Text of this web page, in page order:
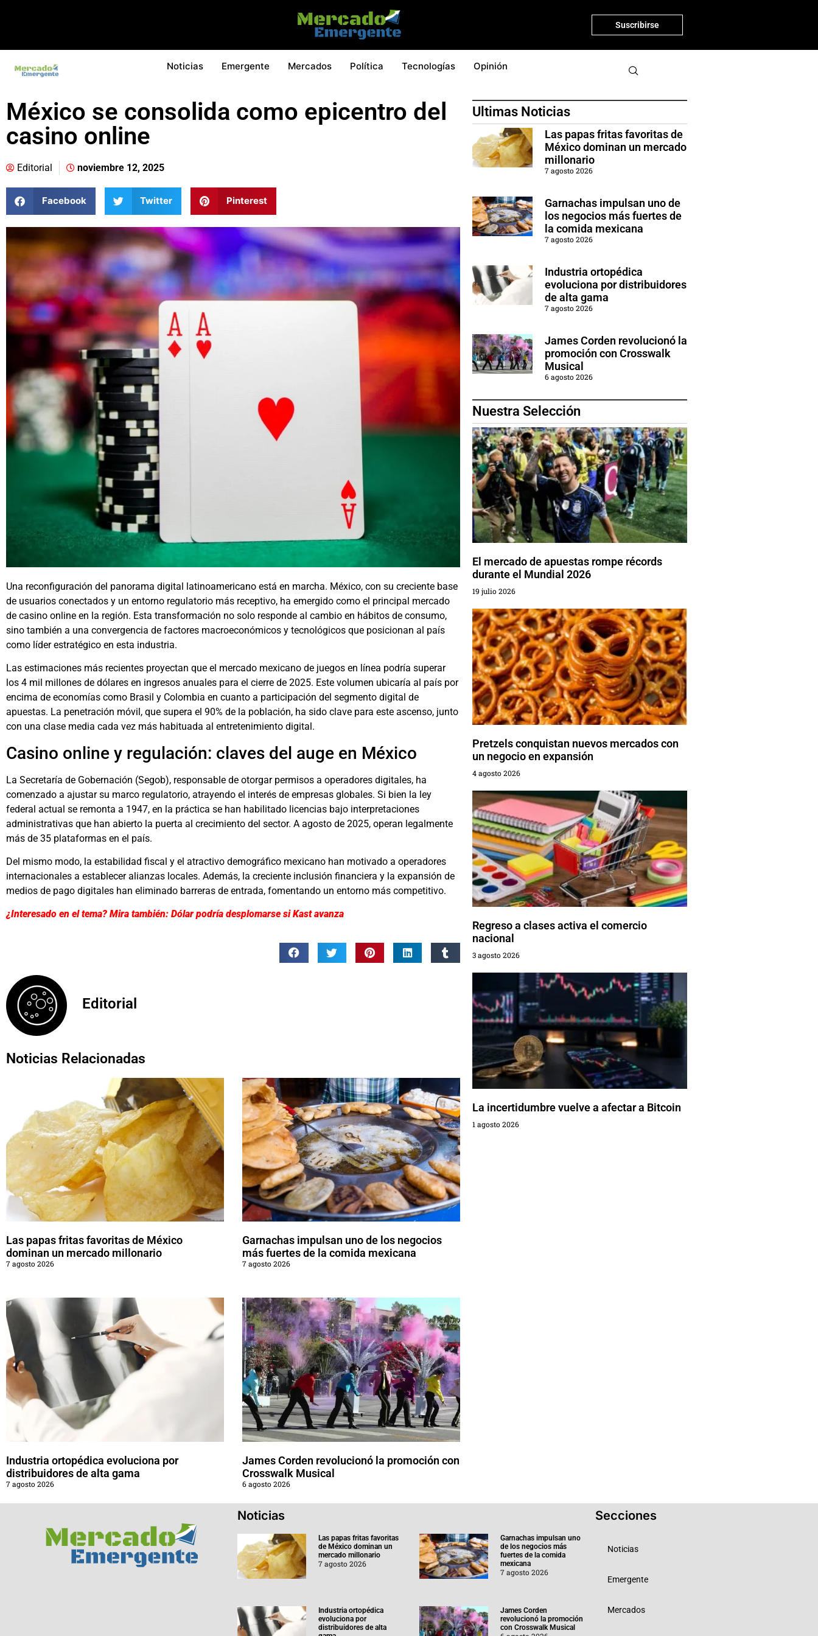
Suscribirse
Noticias Emergente Mercados Política Tecnologías Opinión
México se consolida como epicentro del
casino online
Editorial noviembre 12, 2025
Facebook Twitter Pinterest
Una reconfiguración del panorama digital latinoamericano está en marcha. México, con su creciente base
de usuarios conectados y un entorno regulatorio más receptivo, ha emergido como el principal mercado
de casino online en la región. Esta transformación no solo responde al cambio en hábitos de consumo,
sino también a una convergencia de factores macroeconómicos y tecnológicos que posicionan al país
como líder estratégico en esta industria.
Las estimaciones más recientes proyectan que el mercado mexicano de juegos en línea podría superar
los 4 mil millones de dólares en ingresos anuales para el cierre de 2025. Este volumen ubicaría al país por
encima de economías como Brasil y Colombia en cuanto a participación del segmento digital de
apuestas. La penetración móvil, que supera el 90% de la población, ha sido clave para este ascenso, junto
con una clase media cada vez más habituada al entretenimiento digital.
Casino online y regulación: claves del auge en México
La Secretaría de Gobernación (Segob), responsable de otorgar permisos a operadores digitales, ha
comenzado a ajustar su marco regulatorio, atrayendo el interés de empresas globales. Si bien la ley
federal actual se remonta a 1947, en la práctica se han habilitado licencias bajo interpretaciones
administrativas que han abierto la puerta al crecimiento del sector. A agosto de 2025, operan legalmente
más de 35 plataformas en el país.
Del mismo modo, la estabilidad fiscal y el atractivo demográfico mexicano han motivado a operadores
internacionales a establecer alianzas locales. Además, la creciente inclusión financiera y la expansión de
medios de pago digitales han eliminado barreras de entrada, fomentando un entorno más competitivo.
¿Interesado en el tema? Mira también: Dólar podría desplomarse si Kast avanza
Editorial
Noticias Relacionadas
Las papas fritas favoritas de México
dominan un mercado millonario
7 agosto 2026
Garnachas impulsan uno de los negocios
más fuertes de la comida mexicana
7 agosto 2026
Industria ortopédica evoluciona por
distribuidores de alta gama
7 agosto 2026
James Corden revolucionó la promoción con
Crosswalk Musical
6 agosto 2026
Ultimas Noticias
Las papas fritas favoritas de
México dominan un mercado
millonario
7 agosto 2026
Garnachas impulsan uno de
los negocios más fuertes de
la comida mexicana
7 agosto 2026
Industria ortopédica
evoluciona por distribuidores
de alta gama
7 agosto 2026
James Corden revolucionó la
promoción con Crosswalk
Musical
6 agosto 2026
Nuestra Selección
El mercado de apuestas rompe récords
durante el Mundial 2026
19 julio 2026
Pretzels conquistan nuevos mercados con
un negocio en expansión
4 agosto 2026
Regreso a clases activa el comercio
nacional
3 agosto 2026
La incertidumbre vuelve a afectar a Bitcoin
1 agosto 2026
Noticias
Las papas fritas favoritas
de México dominan un
mercado millonario
7 agosto 2026
Garnachas impulsan uno
de los negocios más
fuertes de la comida
mexicana
7 agosto 2026
Industria ortopédica
evoluciona por
distribuidores de alta
James Corden
revolucionó la promoción
con Crosswalk Musical
Secciones
Noticias
Emergente
Mercados